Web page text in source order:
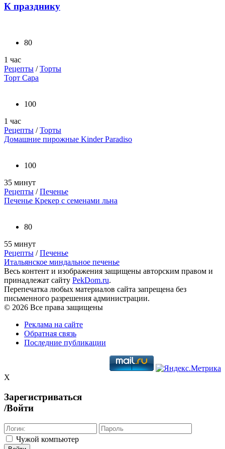
К празднику
80
1 час
Рецепты /Торты
Торт Сара
100
1 час
Рецепты /Торты
Домашние пирожные Kinder Paradiso
100
35 минут
Рецепты /Печенье
Печенье Крекер с семенами льна
80
55 минут
Рецепты /Печенье
Итальянское миндальное печенье
Весь контент и изображения защищены авторским правом и
принадлежат сайту PekDom.ru.
Перепечатка любых материалов сайта запрещена без
письменного разрешения администрации.
© 2026 Все права защищены
Реклама на сайте
Обратная связь
Последние публикации
X
Зарегистриваться
/Войти
Чужой компьютер